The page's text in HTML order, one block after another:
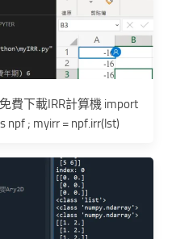
費下載IRR計算機 import
npf ; myirr = npf.irr(lst)